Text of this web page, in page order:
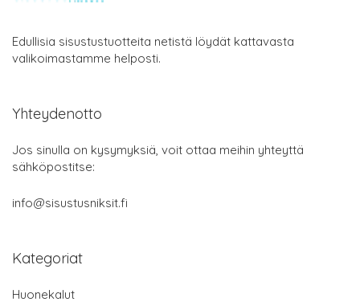
Edullisia sisustustuotteita netistä löydät kattavasta
valikoimastamme helposti.
Yhteydenotto
Jos sinulla on kysymyksiä, voit ottaa meihin yhteyttä
sähköpostitse:
info@sisustusniksit.fi
Kategoriat
Huonekalut